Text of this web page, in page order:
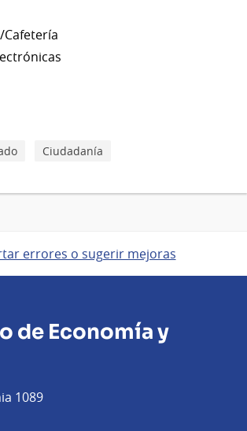
Cafetería
Ciudadanía
errores o sugerir mejoras
de Economía y
1089